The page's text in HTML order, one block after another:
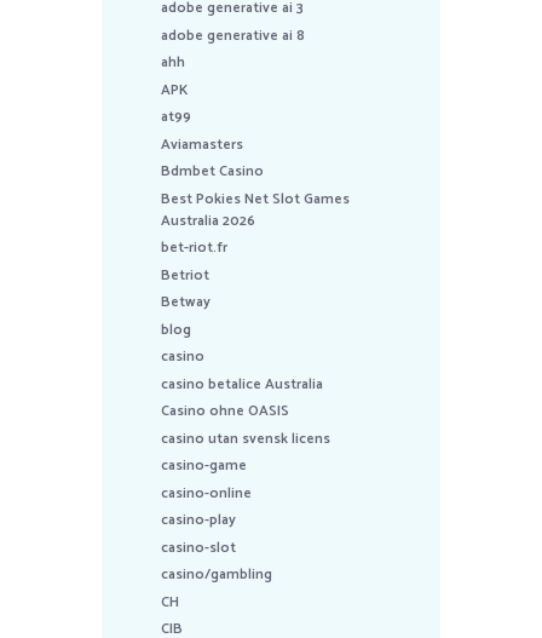
adobe generative ai 3
adobe generative ai 8
ahh
APK
at99
Aviamasters
Bdmbet Casino
Best Pokies Net Slot Games
Australia 2026
bet-riot.fr
Betriot
Betway
blog
casino
casino betalice Australia
Casino ohne OASIS
casino utan svensk licens
casino-game
casino-online
casino-play
casino-slot
casino/gambling
CH
CIB